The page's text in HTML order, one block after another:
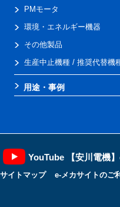
PMモータ
環境・エネルギー機器
その他製品
生産中止機種 / 推奨代替機
用途・事例
YouTube 【安川電機
サイトマップ e-メカサイトのご